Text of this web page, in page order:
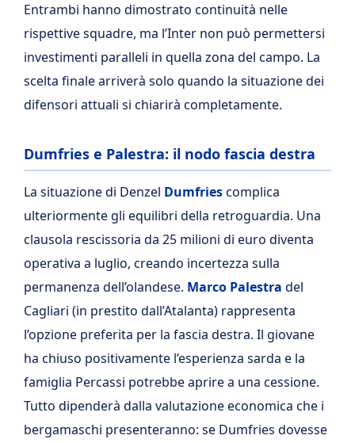
Entrambi hanno dimostrato continuità nelle
rispettive squadre, ma l’Inter non può permettersi
investimenti paralleli in quella zona del campo. La
scelta finale arriverà solo quando la situazione dei
difensori attuali si chiarirà completamente.
Dumfries e Palestra: il nodo fascia destra
La situazione di Denzel Dumfriescomplica
ulteriormente gli equilibri della retroguardia. Una
clausola rescissoria da 25 milioni di euro diventa
operativa a luglio, creando incertezza sulla
permanenza dell’olandese. Marco Palestra del
Cagliari (in prestito dall’Atalanta) rappresenta
l’opzione preferita per la fascia destra. Il giovane
ha chiuso positivamente l’esperienza sarda e la
famiglia Percassi potrebbe aprire a una cessione.
Tutto dipenderà dalla valutazione economica che i
bergamaschi presenteranno: se Dumfries dovesse